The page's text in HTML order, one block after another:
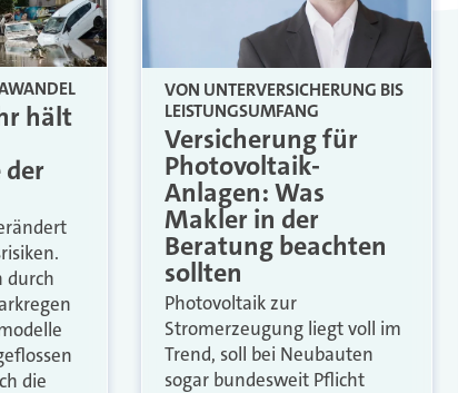
hält
der
durch
die
VON UNTERVERSICHERUNG BIS
LEISTUNGSUMFANG
Versicherung für
Photovoltaik-
Anlagen: Was
Makler in der
Beratung beachten
sollten
Photovoltaik zur
Stromerzeugung liegt voll im
Trend, soll bei Neubauten
sogar bundesweit Pflicht